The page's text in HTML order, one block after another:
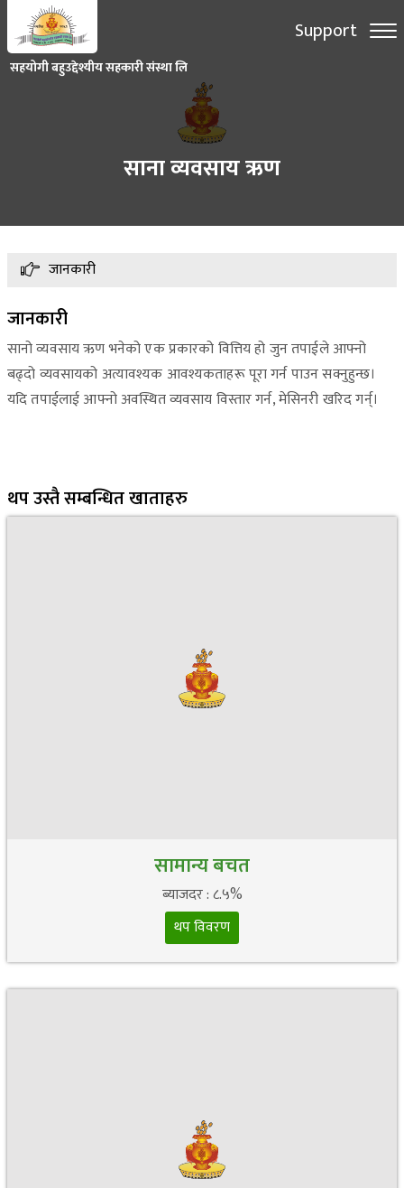
सहयोगी बहुउद्देश्यीय सहकारी संस्था लि
Support
साना व्यवसाय ऋण
जानकारी
जानकारी
सानो व्यवसाय ऋण भनेको एक प्रकारको वित्तिय हो जुन तपाईले आफ्नो
बढ्दो व्यवसायको अत्यावश्यक आवश्यकताहरू पूरा गर्न पाउन सक्नुहुन्छ।
यदि तपाईलाई आफ्नो अवस्थित व्यवसाय विस्तार गर्न, मेसिनरी खरिद गर्न्।
थप उस्तै सम्बन्धित खाताहरु
सामान्य बचत
ब्याजदर : ८.५%
थप विवरण